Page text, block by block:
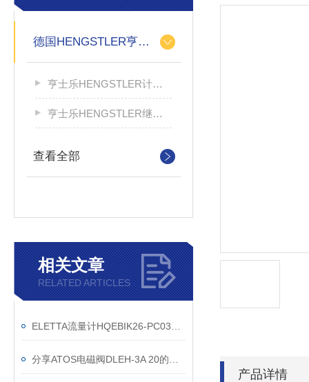
德国HENGSTLER亨士乐
亨士乐HENGSTLER计数器
亨士乐HENGSTLER继电器
查看全部
相关文章
RELATED ARTICLES
产品详情